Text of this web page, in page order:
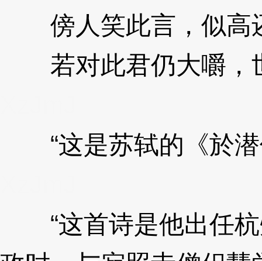
傍人笑此言，似高
若对此君仍大嚼，
“这是苏轼的《於潜
“这首诗是他出任杭